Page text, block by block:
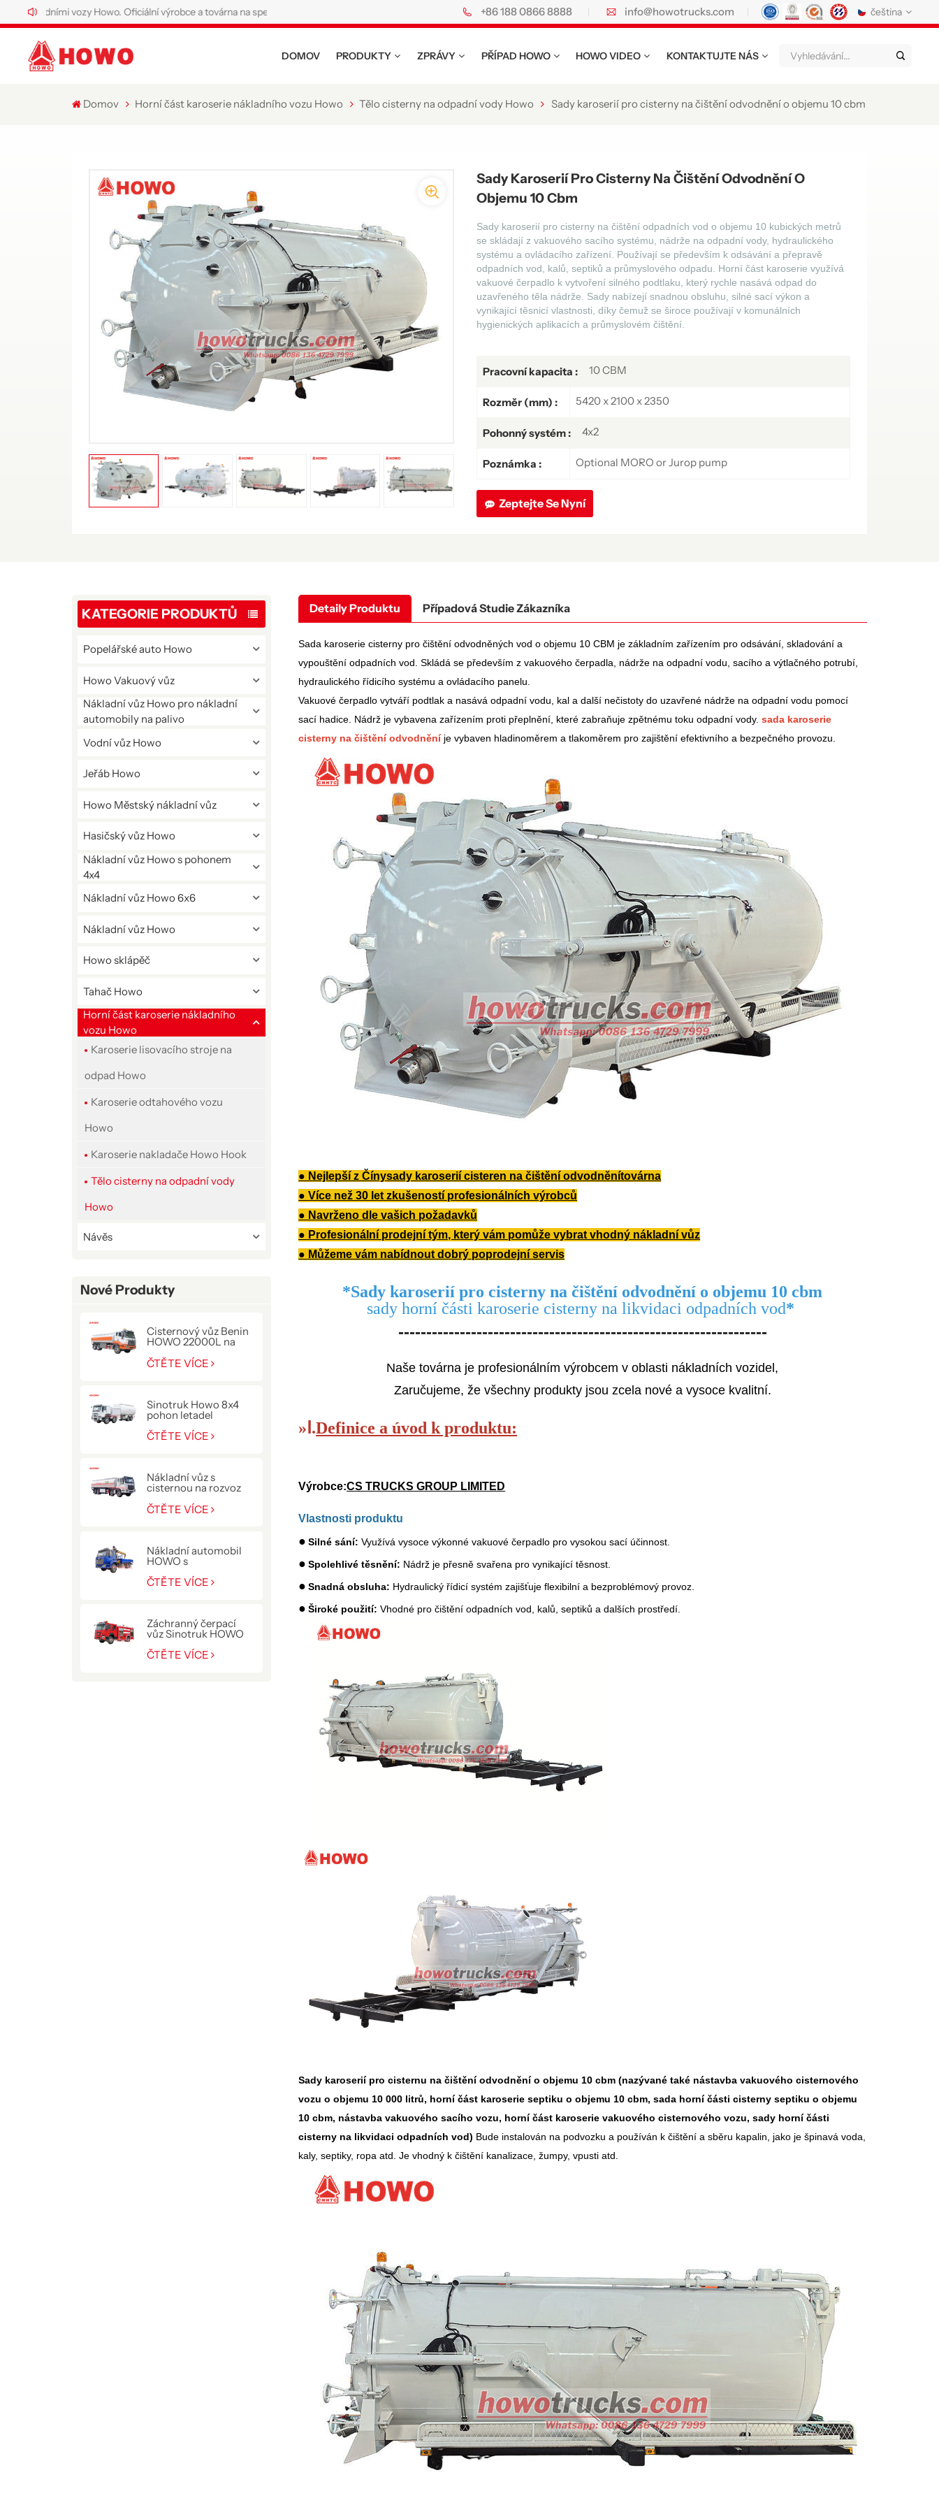
vozy Howo. Oficiální výrobce a továrna na speciální nákladní vozy Howo. +86 188 0866 8888 info@howotrucks.com čeština
Русский Italiano Español
Tiếng Việt عربي
မြန်မာ Filipino
Türkmenler o'zbek
українська
DOMOV PRODUKTY ZPRÁVY PŘÍPAD HOWO HOWO VIDEO KONTAKTUJTE NÁS
Domov Horní část karoserie nákladního vozu Howo Tělo cisterny na odpadní vody Howo Sady karoserií pro cisterny na čištění odvodnění o objemu 10 cbm
Sady Karoserií Pro Cisterny Na Čištění Odvodnění O
Objemu 10 Cbm
Sady karoserií pro cisterny na čištění odpadních vod o objemu 10 kubických metrů
se skládají z vakuového sacího systému, nádrže na odpadní vody, hydraulického
systému a ovládacího zařízení. Používají se především k odsávání a přepravě
odpadních vod, kalů, septiků a průmyslového odpadu. Horní část karoserie využívá
vakuové čerpadlo k vytvoření silného podtlaku, který rychle nasává odpad do
uzavřeného těla nádrže. Sady nabízejí snadnou obsluhu, silné sací výkon a
vynikající těsnicí vlastnosti, díky čemuž se široce používají v komunálních
hygienických aplikacích a průmyslovém čištění.
Pracovní kapacita : 10 CBM
Rozměr (mm) : 5420 x 2100 x 2350
Pohonný systém : 4x2
Poznámka : Optional MORO or Jurop pump
Zeptejte Se Nyní
KATEGORIE PRODUKTŮ
Popelářské auto Howo
Howo Vakuový vůz
Nákladní vůz Howo pro nákladní
automobily na palivo
Vodní vůz Howo
Jeřáb Howo
Howo Městský nákladní vůz
Hasičský vůz Howo
Nákladní vůz Howo s pohonem
4x4
Nákladní vůz Howo 6x6
Nákladní vůz Howo
Howo sklápěč
Tahač Howo
Horní část karoserie nákladního
vozu Howo
Karoserie lisovacího stroje na
odpad Howo
Karoserie odtahového vozu
Howo
Karoserie nakladače Howo Hook
Tělo cisterny na odpadní vody
Howo
Návěs
Nové Produkty
Cisternový vůz Benin
HOWO 22000L na
ČTĚTE VÍCE
Sinotruk Howo 8x4
pohon letadel
tankovací kamion
ČTĚTE VÍCE
Nákladní vůz s
cisternou na rozvoz
400HP
ČTĚTE VÍCE
Nákladní automobil
HOWO s
jeřábem 10 T
ČTĚTE VÍCE
Záchranný čerpací
vůz Sinotruk HOWO
ČTĚTE VÍCE
Detaily Produktu Případová Studie Zákazníka
Sada karoserie cisterny pro čištění odvodněných vod o objemu 10 CBM je základním zařízením pro odsávání, skladování a
vypouštění odpadních vod. Skládá se především z vakuového čerpadla, nádrže na odpadní vodu, sacího a výtlačného potrubí,
hydraulického řídicího systému a ovládacího panelu.
Vakuové čerpadlo vytváří podtlak a nasává odpadní vodu, kal a další nečistoty do uzavřené nádrže na odpadní vodu pomocí
sací hadice. Nádrž je vybavena zařízením proti přeplnění, které zabraňuje zpětnému toku odpadní vody.sada karoserie
cisterny na čištění odvodněníje vybaven hladinoměrem a tlakoměrem pro zajištění efektivního a bezpečného provozu.
● Nejlepší z Čínysady karoserií cisteren na čištění odvodněnítovárna
● Více než 30 let zkušeností profesionálních výrobců
● Navrženo dle vašich požadavků
● Profesionální prodejní tým, který vám pomůže vybrat vhodný nákladní vůz
● Můžeme vám nabídnout dobrý poprodejní servis
*Sady karoserií pro cisterny na čištění odvodnění o objemu 10 cbm
sady horní části karoserie cisterny na likvidaci odpadních vod*
------------------------------------------------------------------
Naše továrna je profesionálním výrobcem v oblasti nákladních vozidel,
Zaručujeme, že všechny produkty jsou zcela nové a vysoce kvalitní.
» Ⅰ.Definice a úvod k produktu:
Výrobce:CS TRUCKS GROUP LIMITED
Vlastnosti produktu
●Silné sání: Využívá vysoce výkonné vakuové čerpadlo pro vysokou sací účinnost.
●Spolehlivé těsnění: Nádrž je přesně svařena pro vynikající těsnost.
●Snadná obsluha: Hydraulický řídicí systém zajišťuje flexibilní a bezproblémový provoz.
●Široké použití: Vhodné pro čištění odpadních vod, kalů, septiků a dalších prostředí.
Sady karoserií pro cisternu na čištění odvodnění o objemu 10 cbm (nazývané také nástavba vakuového cisternového
vozu o objemu 10 000 litrů, horní část karoserie septiku o objemu 10 cbm, sada horní části cisterny septiku o objemu
10 cbm, nástavba vakuového sacího vozu, horní část karoserie vakuového cisternového vozu, sady horní části
cisterny na likvidaci odpadních vod) Bude instalován na podvozku a používán k čištění a sběru kapalin, jako je špinavá voda,
kaly, septiky, ropa atd. Je vhodný k čištění kanalizace, žumpy, vpusti atd.